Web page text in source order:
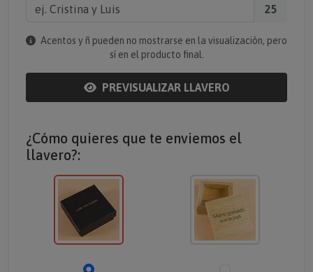
25
Acentos y ñ pueden no mostrarse en la visualización, pero
sí en el producto final.
PREVISUALIZAR LLAVERO
¿Cómo quieres que te enviemos el
llavero?: